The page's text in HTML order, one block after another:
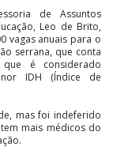
de Assuntos
Leo de Brito,
vagas anuais para o
serrana, que conta
é considerado
IDH (Índice de
mas foi indeferido
mais médicos do